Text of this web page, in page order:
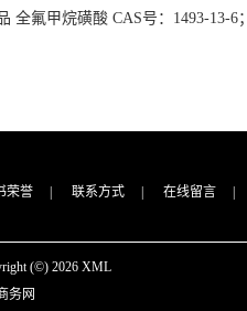
全氟甲烷磺酸 CAS号：1493-13-6；
荣誉 | 联系方式 | 在线留言 |
(©) 2026 XML
务网